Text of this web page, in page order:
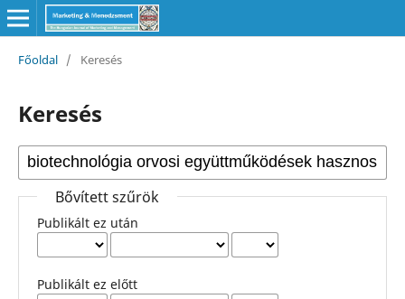
Főoldal / Keresés
Keresés
Bővített szűrök
Publikált ez után
Publikált ez előtt